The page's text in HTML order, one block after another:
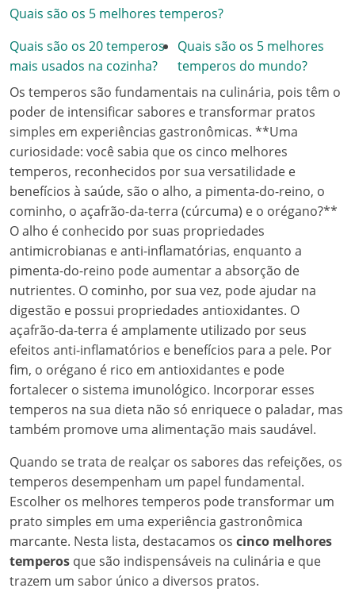
Quais são os 5 melhores temperos?
Quais são os 20 temperos
mais usados na cozinha?
Quais são os 5 melhores
temperos do mundo?
Os temperos são fundamentais na culinária, pois têm o
poder de intensificar sabores e transformar pratos
simples em experiências gastronômicas. **Uma
curiosidade: você sabia que os cinco melhores
temperos, reconhecidos por sua versatilidade e
benefícios à saúde, são o alho, a pimenta-do-reino, o
cominho, o açafrão-da-terra (cúrcuma) e o orégano?**
O alho é conhecido por suas propriedades
antimicrobianas e anti-inflamatórias, enquanto a
pimenta-do-reino pode aumentar a absorção de
nutrientes. O cominho, por sua vez, pode ajudar na
digestão e possui propriedades antioxidantes. O
açafrão-da-terra é amplamente utilizado por seus
efeitos anti-inflamatórios e benefícios para a pele. Por
fim, o orégano é rico em antioxidantes e pode
fortalecer o sistema imunológico. Incorporar esses
temperos na sua dieta não só enriquece o paladar, mas
também promove uma alimentação mais saudável.
Quando se trata de realçar os sabores das refeições, os
temperos desempenham um papel fundamental.
Escolher os melhores temperos pode transformar um
prato simples em uma experiência gastronômica
marcante. Nesta lista, destacamos os cinco melhores
temperos que são indispensáveis na culinária e que
trazem um sabor único a diversos pratos.